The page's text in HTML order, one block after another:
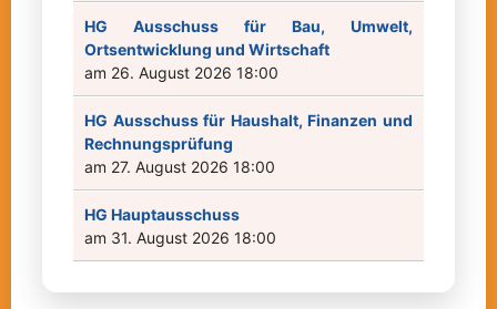
HG Ausschuss für Bau, Umwelt,
Ortsentwicklung und Wirtschaft
am 26. August 2026 18:00
HG Ausschuss für Haushalt, Finanzen und
Rechnungsprüfung
am 27. August 2026 18:00
HG Hauptausschuss
am 31. August 2026 18:00